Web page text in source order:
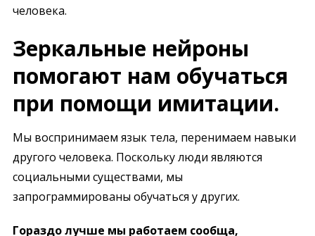
человека.
Зеркальные нейроны
помогают нам обучаться
при помощи имитации.
Мы воспринимаем язык тела, перенимаем навыки
другого человека. Поскольку люди являются
социальными существами, мы
запрограммированы обучаться у других.
Гораздо лучше мы работаем сообща,